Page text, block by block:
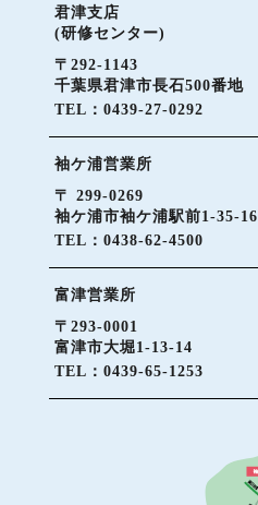
君津支店
(研修センター)
〒292-1143
千葉県君津市長石500番地
TEL：0439-27-0292
袖ケ浦営業所
〒 299-0269
袖ケ浦市袖ケ浦駅前1-35-16
TEL：0438-62-4500
富津営業所
〒293-0001
富津市大堀1-13-14
TEL：0439-65-1253